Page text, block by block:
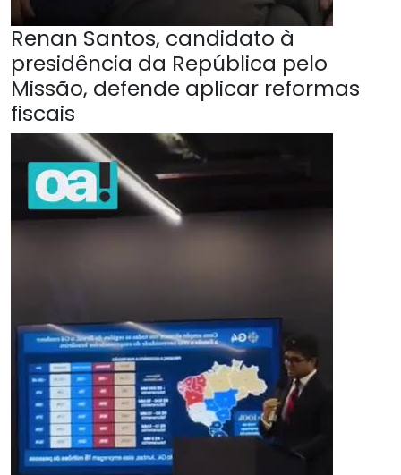
Renan Santos, candidato à
presidência da República pelo
Missão, defende aplicar reformas
fiscais